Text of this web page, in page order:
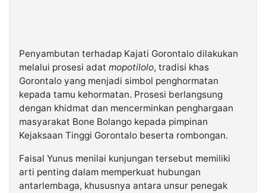
Penyambutan terhadap Kajati Gorontalo dilakukan
melalui prosesi adat mopotilolo, tradisi khas
Gorontalo yang menjadi simbol penghormatan
kepada tamu kehormatan. Prosesi berlangsung
dengan khidmat dan mencerminkan penghargaan
masyarakat Bone Bolango kepada pimpinan
Kejaksaan Tinggi Gorontalo beserta rombongan.
Faisal Yunus menilai kunjungan tersebut memiliki
arti penting dalam memperkuat hubungan
antarlembaga, khususnya antara unsur penegak